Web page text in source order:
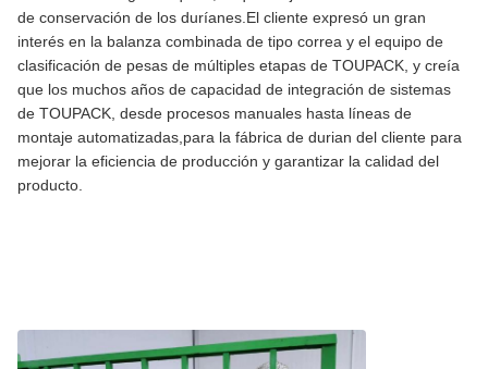
de conservación de los duríanes.El cliente expresó un gran
interés en la balanza combinada de tipo correa y el equipo de
clasificación de pesas de múltiples etapas de TOUPACK, y creía
que los muchos años de capacidad de integración de sistemas
de TOUPACK, desde procesos manuales hasta líneas de
montaje automatizadas,para la fábrica de durian del cliente para
mejorar la eficiencia de producción y garantizar la calidad del
producto.